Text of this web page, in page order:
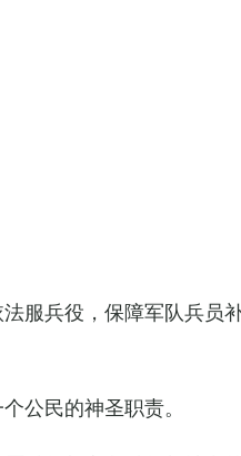
服兵役，保障军队兵员
公民的神圣职责。